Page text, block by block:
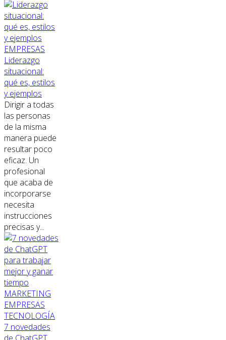
EMPRESAS
Liderazgo
situacional:
qué es, estilos
y ejemplos
Dirigir a todas
las personas
de la misma
manera puede
resultar poco
eficaz. Un
profesional
que acaba de
incorporarse
necesita
instrucciones
precisas y...
MARKETING
EMPRESAS
TECNOLOGÍA
7 novedades